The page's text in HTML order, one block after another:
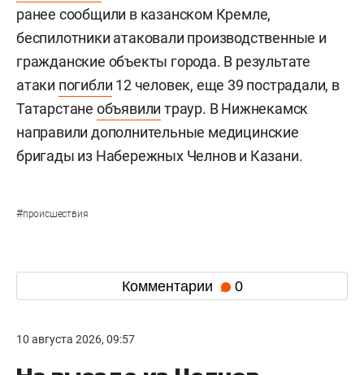
ранее сообщили в казанском Кремле,
беспилотники атаковали производственные и
гражданские объекты города. В результате
атаки погибли 12 человек, еще 39 пострадали, в
Татарстане объявили траур. В Нижнекамск
направили дополнительные медицинские
бригады из Набережных Челнов и Казани.
#происшествия
Комментарии 0
10 августа 2026, 09:57